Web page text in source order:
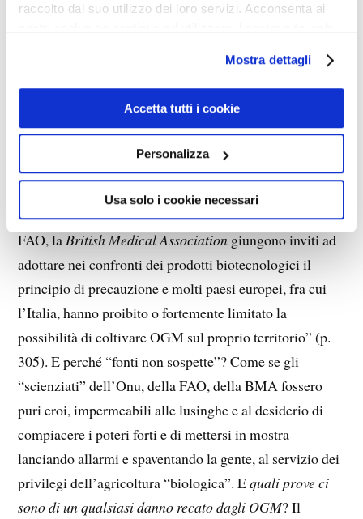
raccolto dal suo utilizzo dei loro servizi. Acconsenta ai
Mostra dettagli
Accetta tutti i cookie
Personalizza
Usa solo i cookie necessari
Così si spargono allarmi, chi ha investito nel grosso
affare dell’agricoltura cosiddetta “biologica” prospera,
mentre le innovazioni vengono bloccate. Ma guai a chi
dubita, infatti “da fonti non sospette [sic !?!] come il
Programma delle Nazioni Unite per l’Ambiente (…), la
FAO, laBritish Medical Association giungono inviti ad
adottare nei confronti dei prodotti biotecnologici il
principio di precauzione e molti paesi europei, fra cui
l’Italia, hanno proibito o fortemente limitato la
possibilità di coltivare OGM sul proprio territorio” (p.
305). E perché “fonti non sospette”? Come se gli
“scienziati” dell’Onu, della FAO, della BMA fossero
puri eroi, impermeabili alle lusinghe e al desiderio di
compiacere i poteri forti e di mettersi in mostra
lanciando allarmi e spaventando la gente, al servizio dei
privilegi dell’agricoltura “biologica”. Equali prove ci
sono di un qualsiasi danno recato dagli OGM? Il